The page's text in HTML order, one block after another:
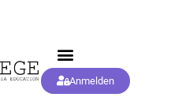
Anmelden